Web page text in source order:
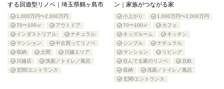
する回遊型リノベ｜埼玉県鶴ヶ島市
1,000万円〜2,000万円
70〜100㎡
アウトドア
インダストリアル
ナチュラル
マンション
中古買ってリノベ
収納
土間
川越エリア
川越店
洗面／トイレ／風呂
玄関/エントランス
ン｜家族がつながる家
小上がり
1,000万円〜2,000万円
70〜100㎡
カフェ
キッズルーム
キッチン
シンプル
ナチュラル
マンション
リビング
住んでる家のリノベ
北欧
収納
洗面／トイレ／風呂
玄関/エントランス